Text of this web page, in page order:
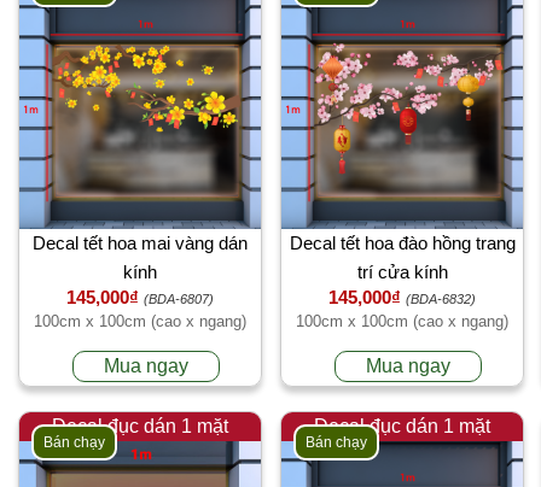
Decal tết hoa mai vàng dán
kính
145,000₫ (BDA-6807)
100cm x 100cm (cao x ngang)
Mua ngay
Decal tết hoa đào hồng trang
trí cửa kính
145,000₫ (BDA-6832)
100cm x 100cm (cao x ngang)
Mua ngay
Decal đục dán 1 mặt
Bán chạy
Decal đục dán 1 mặt
Bán chạy